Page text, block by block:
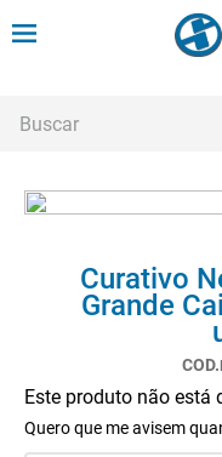
Curativo
Grande
Este produto não
Quero que me avisem
TERMOS MAIS
cadeira rodas
cadeira higienica
5º
bota imobilizadora